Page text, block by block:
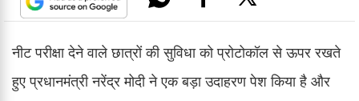
नीट परीक्षा देने वाले छात्रों की सुविधा को प्रोटोकॉल से ऊपर रखते
हुए प्रधानमंत्री नरेंद्र मोदी ने एक बड़ा उदाहरण पेश किया है और